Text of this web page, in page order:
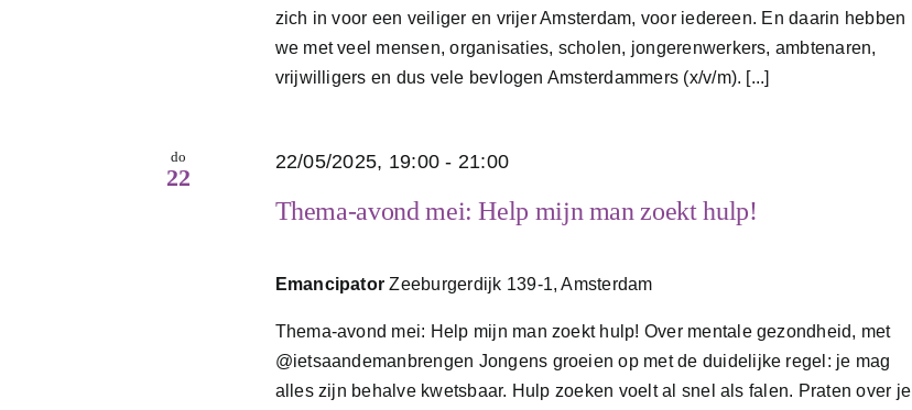
zich in voor een veiliger en vrijer Amsterdam, voor iedereen. En daarin hebben
we met veel mensen, organisaties, scholen, jongerenwerkers, ambtenaren,
vrijwilligers en dus vele bevlogen Amsterdammers (x/v/m). [...]
do
22
Thema-avond mei: Help mijn man zoekt hulp!
22/05/2025, 19:00 - 21:00
EmancipatorZeeburgerdijk 139-1, Amsterdam
Thema-avond mei: Help mijn man zoekt hulp! Over mentale gezondheid, met
@ietsaandemanbrengen Jongens groeien op met de duidelijke regel: je mag
alles zijn behalve kwetsbaar. Hulp zoeken voelt al snel als falen. Praten over je